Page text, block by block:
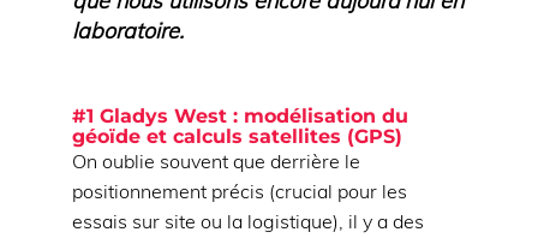
laboratoire.
#1 Gladys West : modélisation du
géoïde et calculs satellites (GPS)
On oublie souvent que derrière le
positionnement précis (crucial pour les
essais sur site ou la logistique), il y a des